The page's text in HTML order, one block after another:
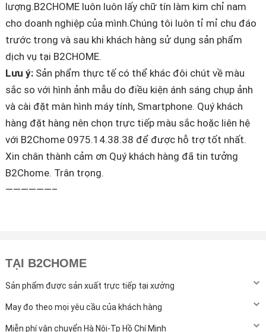
lượng.B2CHOME luôn luôn lấy chữ tín làm kim chỉ nam
cho doanh nghiệp của mình.Chúng tôi luôn tỉ mỉ chu đáo
trước trong và sau khi khách hàng sử dụng sản phẩm
dịch vụ tại B2CHOME.
Lưu ý: Sản phẩm thực tế có thể khác đôi chút về màu
sắc so với hình ảnh mẫu do điều kiện ánh sáng chụp ảnh
và cài đặt màn hình máy tính, Smartphone. Quý khách
hàng đặt hàng nên chọn trực tiếp màu sắc hoặc liên hệ
với B2Chome 0975.14.38.38 để được hỗ trợ tốt nhất.
Xin chân thành cảm ơn Quý khách hàng đã tin tưởng
B2Chome. Trân trọng.
——————–
TẠI B2CHOME
Sản phẩm được sản xuất trực tiếp tại xưởng
May đo theo mọi yêu cầu của khách hàng
Miễn phí vận chuyển Hà Nội-Tp Hồ Chí Minh